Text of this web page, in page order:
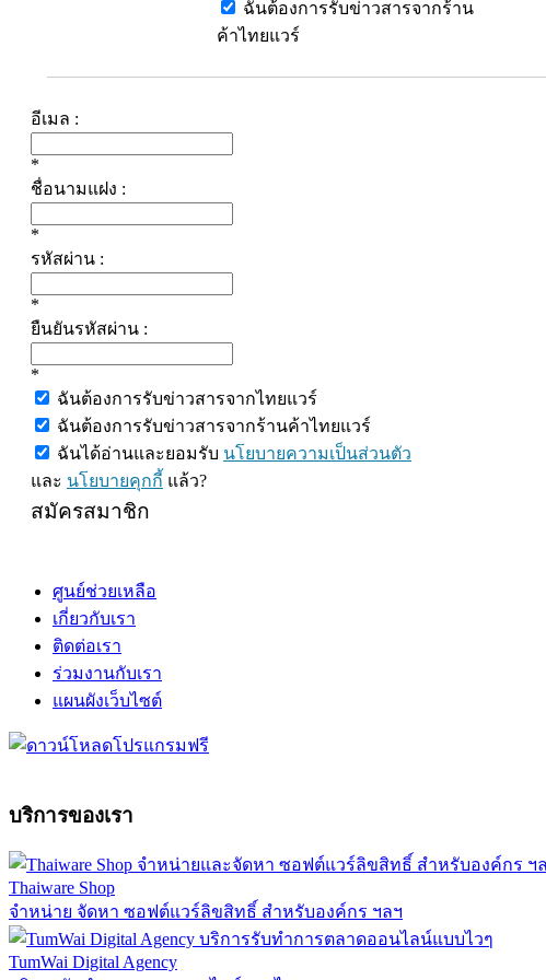
ฉันต้องการรับข่าวสารจากร้าน
ค้าไทยแวร์
อีเมล :
*
ชื่อนามแฝง :
*
รหัสผ่าน :
*
ยืนยันรหัสผ่าน :
*
ฉันต้องการรับข่าวสารจากไทยแวร์
ฉันต้องการรับข่าวสารจากร้านค้าไทยแวร์
ฉันได้อ่านและยอมรับ นโยบายความเป็นส่วนตัว
และ นโยบายคุกกี้ แล้ว?
สมัครสมาชิก
ศูนย์ช่วยเหลือ
เกี่ยวกับเรา
ติดต่อเรา
ร่วมงานกับเรา
แผนผังเว็บไซต์
บริการของเรา
Thaiware Shop
จำหน่าย จัดหา ซอฟต์แวร์ลิขสิทธิ์ สำหรับองค์กร ฯลฯ
TumWai Digital Agency